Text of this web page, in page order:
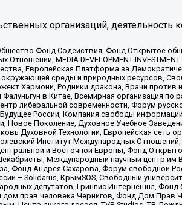
организаций, деятельность
Фонд Содействия, Фонд Открытое
MEDIA DEVELOPMENT
Европейская Платформа за
среды и природных ресурсов,
Хармони, Родники дракона, Врачи против
в Китае, Всемирная организация
либеральной современности, Форум
России, Компания свободы
Новое Поколение, Духовное Учебное
Духовной Технологии, Европейская
Институт Международных
и Восточной Европы, Фонд
Международный научный центр им
Фонд Андрея Сахарова, Форум свободной
– Solidarus, КрымSOS, Свободный
депутатов, Гринпис Интернешнл,
дом прав человека Чернигов, Фонд Дом